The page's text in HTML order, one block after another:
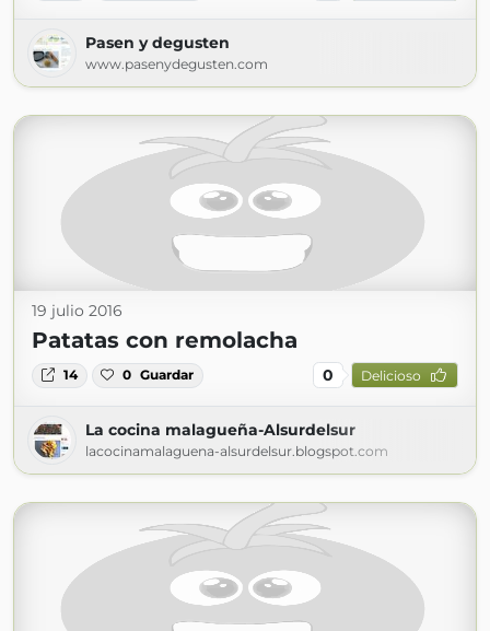
Pasen y degusten
www.pasenydegusten.com
19 julio 2016
Patatas con remolacha
14 0 Guardar 0 Delicioso
La cocina malagueña-Alsurdelsur
lacocinamalaguena-alsurdelsur.blogspot.com